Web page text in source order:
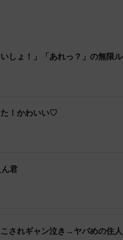
しょ！」「あれっ？」の無限ル
た！かわいい♡
ん君
されギャン泣き→ヤバめの住人